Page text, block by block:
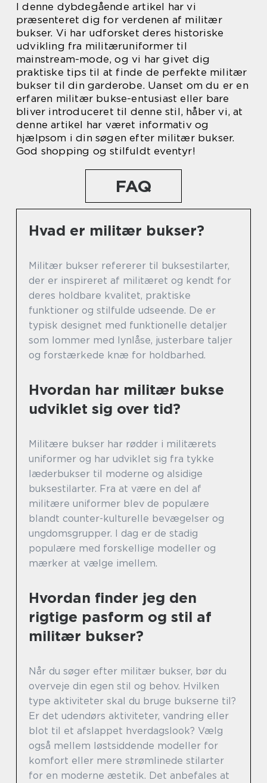
I denne dybdegående artikel har vi
præsenteret dig for verdenen af militær
bukser. Vi har udforsket deres historiske
udvikling fra militæruniformer til
mainstream-mode, og vi har givet dig
praktiske tips til at finde de perfekte militær
bukser til din garderobe. Uanset om du er en
erfaren militær bukse-entusiast eller bare
bliver introduceret til denne stil, håber vi, at
denne artikel har været informativ og
hjælpsom i din søgen efter militær bukser.
God shopping og stilfuldt eventyr!
FAQ
Hvad er militær bukser?
Militær bukser refererer til buksestilarter,
der er inspireret af militæret og kendt for
deres holdbare kvalitet, praktiske
funktioner og stilfulde udseende. De er
typisk designet med funktionelle detaljer
som lommer med lynlåse, justerbare taljer
og forstærkede knæ for holdbarhed.
Hvordan har militær bukse
udviklet sig over tid?
Militære bukser har rødder i militærets
uniformer og har udviklet sig fra tykke
læderbukser til moderne og alsidige
buksestilarter. Fra at være en del af
militære uniformer blev de populære
blandt counter-kulturelle bevægelser og
ungdomsgrupper. I dag er de stadig
populære med forskellige modeller og
mærker at vælge imellem.
Hvordan finder jeg den
rigtige pasform og stil af
militær bukser?
Når du søger efter militær bukser, bør du
overveje din egen stil og behov. Hvilken
type aktiviteter skal du bruge bukserne til?
Er det udendørs aktiviteter, vandring eller
blot til et afslappet hverdagslook? Vælg
også mellem løstsiddende modeller for
komfort eller mere strømlinede stilarter
for en moderne æstetik. Det anbefales at